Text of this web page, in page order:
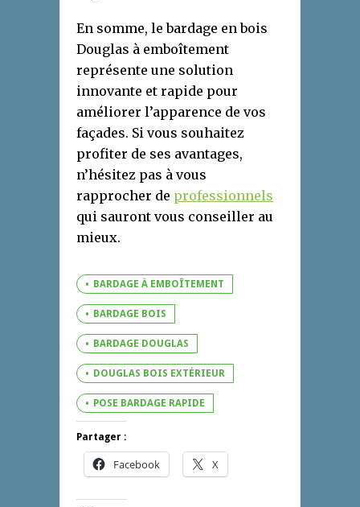
En somme, le bardage en bois
Douglas à emboîtement
représente une solution
innovante et rapide pour
améliorer l’apparence de vos
façades. Si vous souhaitez
profiter de ses avantages,
n’hésitez pas à vous
rapprocher de professionnels
qui sauront vous conseiller au
mieux.
BARDAGE À EMBOÎTEMENT
BARDAGE BOIS
BARDAGE DOUGLAS
DOUGLAS BOIS EXTÉRIEUR
POSE BARDAGE RAPIDE
Partager :
Facebook X